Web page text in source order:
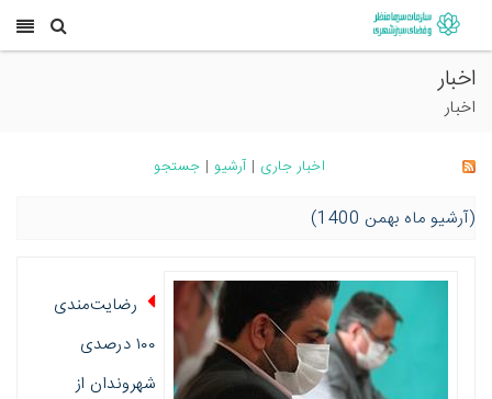
اخبار
اخبار
اخبار جاری | آرشیو | جستجو
(آرشیو ماه بهمن 1400)
رضایت‌مندی
١٠٠ درصدی
شهروندان از